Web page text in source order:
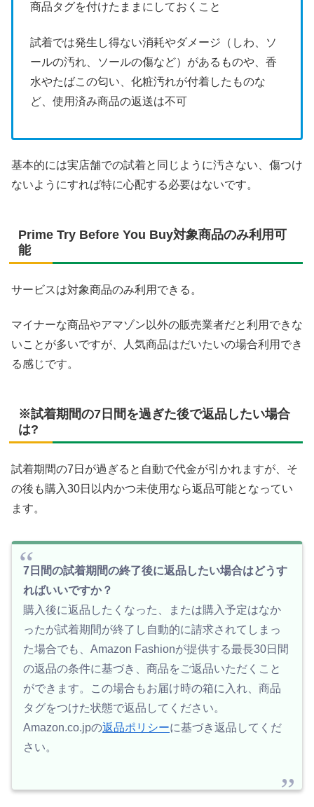
商品タグを付けたままにしておくこと
試着では発生し得ない消耗やダメージ（しわ、ソ
ールの汚れ、ソールの傷など）があるものや、香
水やたばこの匂い、化粧汚れが付着したものな
ど、使用済み商品の返送は不可
基本的には実店舗での試着と同じように汚さない、傷つけ
ないようにすれば特に心配する必要はないです。
Prime Try Before You Buy対象商品のみ利用可
能
サービスは対象商品のみ利用できる。
マイナーな商品やアマゾン以外の販売業者だと利用できな
いことが多いですが、人気商品はだいたいの場合利用でき
る感じです。
※試着期間の7日間を過ぎた後で返品したい場合
は?
試着期間の7日が過ぎると自動で代金が引かれますが、そ
の後も購入30日以内かつ未使用なら返品可能となってい
ます。
7日間の試着期間の終了後に返品したい場合はどうす
ればいいですか？
購入後に返品したくなった、または購入予定はなか
ったが試着期間が終了し自動的に請求されてしまっ
た場合でも、Amazon Fashionが提供する最長30日間
の返品の条件に基づき、商品をご返品いただくこと
ができます。この場合もお届け時の箱に入れ、商品
タグをつけた状態で返品してください。
Amazon.co.jpの返品ポリシーに基づき返品してくだ
さい。